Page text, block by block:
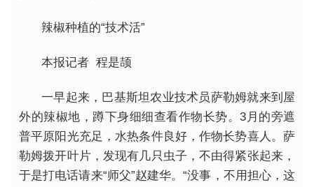
辣椒种植的“技术活”
本报记者 程是颉
一早起来，巴基斯坦农业技术员萨勒姆就来到屋
外的辣椒地，蹲下身细细查看作物长势。3月的旁遮
普平原阳光充足，水热条件良好，作物长势喜人。萨
勒姆拨开叶片，发现有几只虫子，不由得紧张起来，
于是打电话请来“师父”赵建华。“没事，不用担心，这